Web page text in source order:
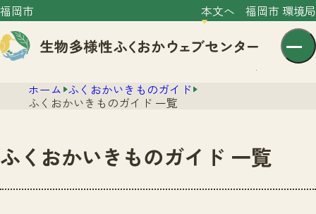
福岡市 本文へ 福岡市 環境局
センター紹介
ホーム ふくおかいきものガイド
ふくおかいきものガイド 一覧
ふくおかいきものガイド 一覧